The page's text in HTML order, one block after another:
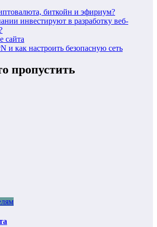
биткойн и эфириум?
инвестируют в разработку веб-
сайта
и как настроить безопасную сеть
пропустить